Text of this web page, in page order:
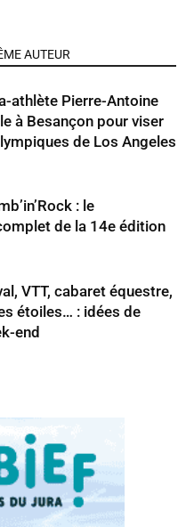
AUTEUR
athlète Pierre-Antoine
à Besançon pour viser
de Los Angeles
: le
de la 14e édition
VTT, cabaret équestre,
étoiles… : idées de
end